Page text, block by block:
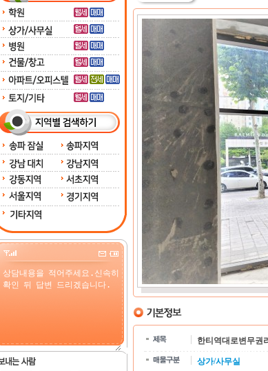
한티역대로변무권
상가/사무실